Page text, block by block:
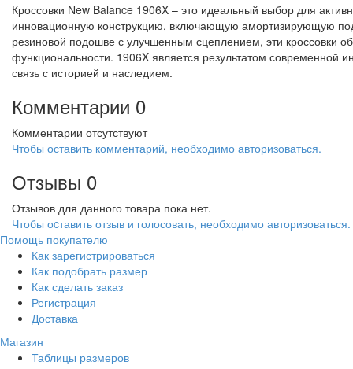
Кроссовки New Balance 1906X – это идеальный выбор для
инновационную конструкцию, включающую амортизирующую
резиновой подошве с улучшенным сцеплением, эти кроссовки
функциональности. 1906X является результатом современной
связь с историей и наследием.
Комментарии 0
Комментарии отсутствуют
Чтобы оставить комментарий, необходимо авторизоваться.
Отзывы 0
Отзывов для данного товара пока нет.
Чтобы оcтавить отзыв и голосовать, необходимо авторизоваться.
Помощь покупателю
Как зарегистрироваться
Как подобрать размер
Как сделать заказ
Регистрация
Доставка
Магазин
Таблицы размеров